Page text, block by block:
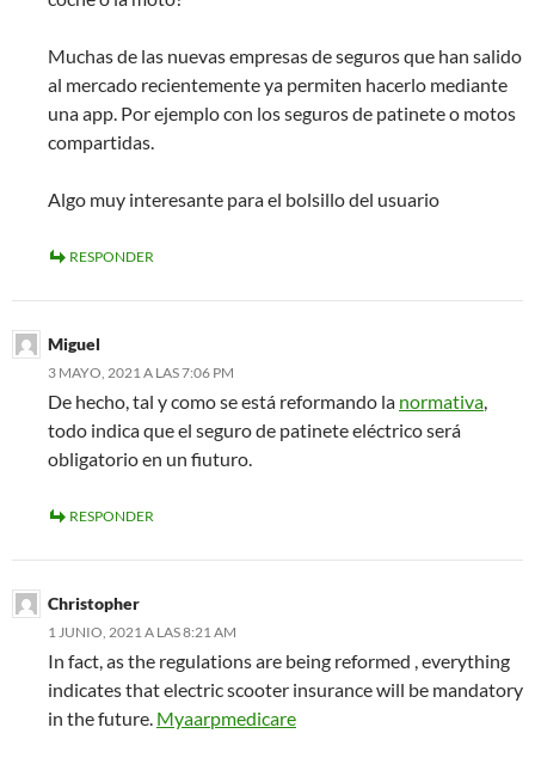
Muchas de las nuevas empresas de seguros que han salido
al mercado recientemente ya permiten hacerlo mediante
una app. Por ejemplo con los seguros de patinete o motos
compartidas.
Algo muy interesante para el bolsillo del usuario
RESPONDER
Miguel
3 MAYO, 2021 A LAS 7:06 PM
De hecho, tal y como se está reformando la normativa
todo indica que el seguro de patinete eléctrico será
obligatorio en un fiuturo.
RESPONDER
Christopher
1 JUNIO, 2021 A LAS 8:21 AM
In fact, as the regulations are being reformed , everything
indicates that electric scooter insurance will be mandatory
in the future. Myaarpmedicare